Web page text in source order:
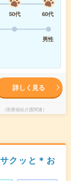
50代
60代
男性
詳しく見る
医療福祉介護関連）
クッと＊お